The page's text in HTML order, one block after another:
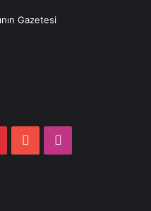
PinterestYouTube